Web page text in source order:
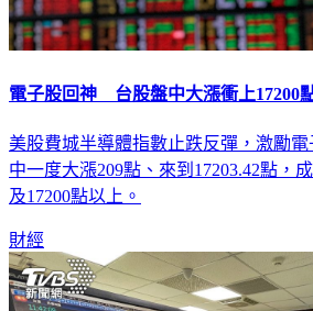
電子股回神 台股盤中大漲衝上17200
美股費城半導體指數止跌反彈，激勵
中一度大漲209點、來到17203.42點，
及17200點以上。
財經